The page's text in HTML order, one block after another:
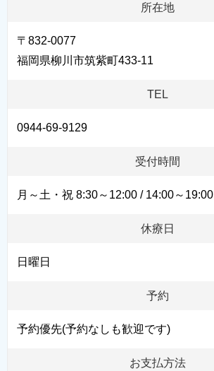
所在地
〒832-0077
福岡県柳川市筑紫町433-11
TEL
0944-69-9129
受付時間
月～土・祝 8:30～12:00 / 14:00～19:00
休療日
日曜日
予約
予約優先(予約なしも歓迎です)
お支払方法